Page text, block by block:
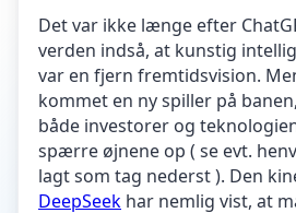
Det var ikke længe efter
verden indså, at kunstig
var en fjern fremtidsvision.
kommet en ny spiller på
både investorer og
spærre øjnene op ( se evt.
lagt som tag nederst ). Den
DeepSeek har nemlig vist, at